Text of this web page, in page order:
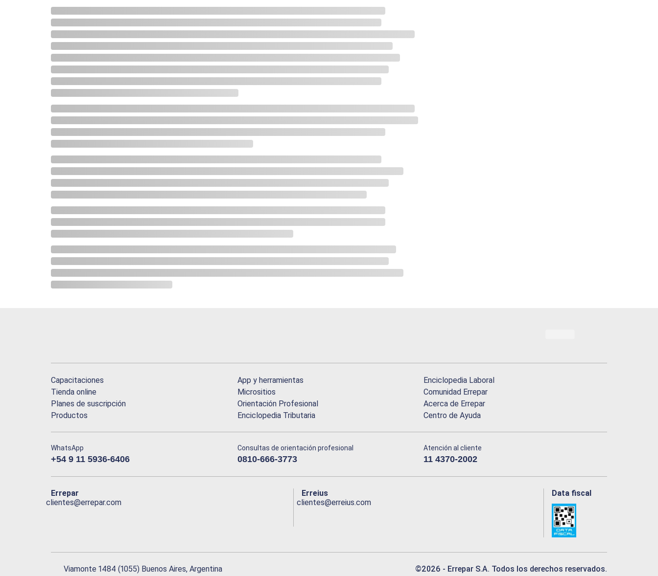
Capacitaciones
Tienda online
Planes de suscripción
Productos
App y herramientas
Micrositios
Orientación Profesional
Enciclopedia Tributaria
Enciclopedia Laboral
Comunidad Errepar
Acerca de Errepar
Centro de Ayuda
WhatsApp
+54 9 11 5936-6406
Consultas de orientación profesional
0810-666-3773
Atención al cliente
11 4370-2002
Errepar
clientes@errepar.com
Erreius
clientes@erreius.com
Data fiscal
Viamonte 1484 (1055) Buenos Aires, Argentina ©2026 - Errepar S.A. Todos los derechos reservados.